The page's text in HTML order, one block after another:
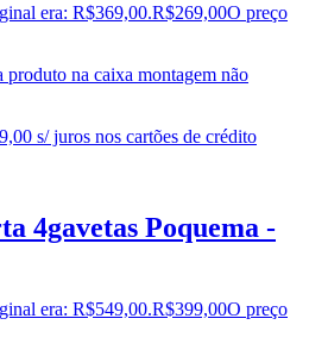
era: R$369,00.R$269,00O preço
na caixa montagem não
s/ juros nos cartões de crédito
4gavetas Poquema -
era: R$549,00.R$399,00O preço